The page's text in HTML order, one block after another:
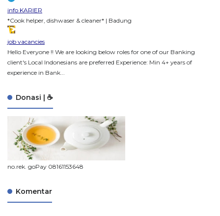
info KARIER
*Cook helper, dishwaser & cleaner* | Badung
job vacancies
Hello Everyone !! We are looking below roles for one of our Banking
client's Local Indonesians are preferred Experience: Min 4+ years of
experience in Bank...
Donasi | ☕
no.rek. goPay 08161153648
Komentar